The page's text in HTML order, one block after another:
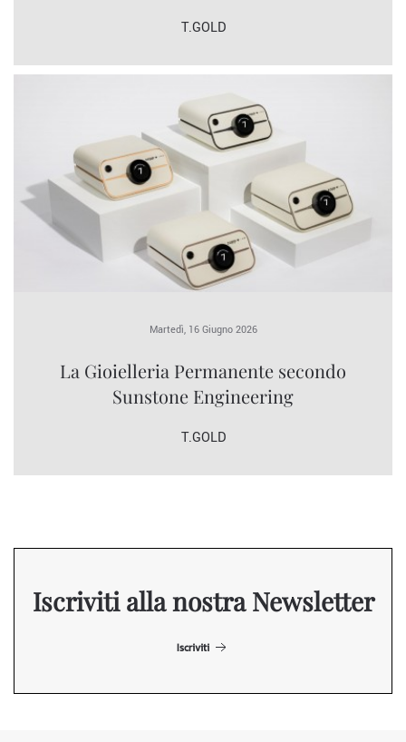
T.GOLD
Martedì, 16 Giugno 2026
La Gioielleria Permanente secondo
Sunstone Engineering
T.GOLD
Iscriviti alla nostra Newsletter
Iscriviti